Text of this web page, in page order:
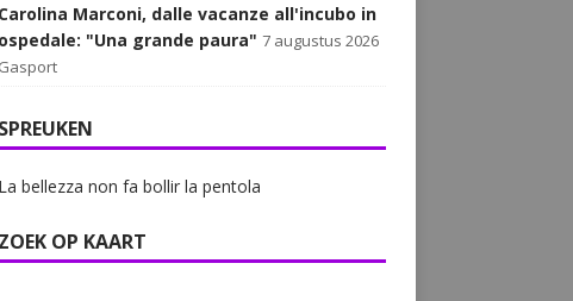
Carolina Marconi, dalle vacanze all'incubo in
ospedale: "Una grande paura" 7 augustus 2026
Gasport
SPREUKEN
La bellezza non fa bollir la pentola
ZOEK OP KAART